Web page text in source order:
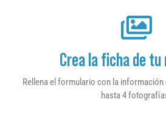
Crea la ficha de
Rellena el formulario con la
hasta 4